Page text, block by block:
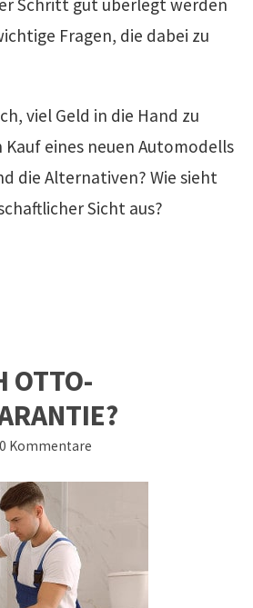
Fragen, die dabei zu
viel Geld in die Hand zu
eines neuen Automodells
die Alternativen? Wie sieht
Sicht aus?
OTTO-
0 Kommentare